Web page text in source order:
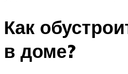
Как
в доме?